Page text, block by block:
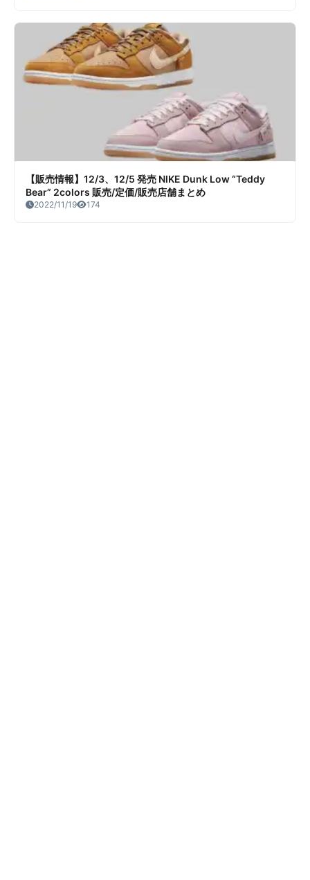
【販売情報】12/3、12/5 発売 NIKE Dunk Low “Teddy
Bear” 2colors 販売/定価/販売店舗まとめ
2022/11/19 174